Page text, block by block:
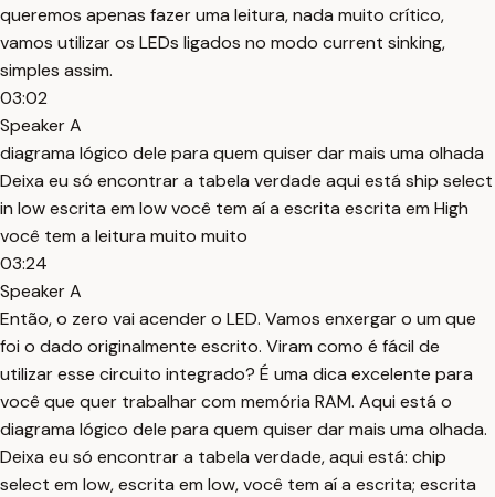
queremos apenas fazer uma leitura, nada muito crítico,
vamos utilizar os LEDs ligados no modo current sinking,
simples assim.
03:02
Speaker A
diagrama lógico dele para quem quiser dar mais uma olhada
Deixa eu só encontrar a tabela verdade aqui está ship select
in low escrita em low você tem aí a escrita escrita em High
você tem a leitura muito muito
03:24
Speaker A
Então, o zero vai acender o LED. Vamos enxergar o um que
foi o dado originalmente escrito. Viram como é fácil de
utilizar esse circuito integrado? É uma dica excelente para
você que quer trabalhar com memória RAM. Aqui está o
diagrama lógico dele para quem quiser dar mais uma olhada.
Deixa eu só encontrar a tabela verdade, aqui está: chip
select em low, escrita em low, você tem aí a escrita; escrita